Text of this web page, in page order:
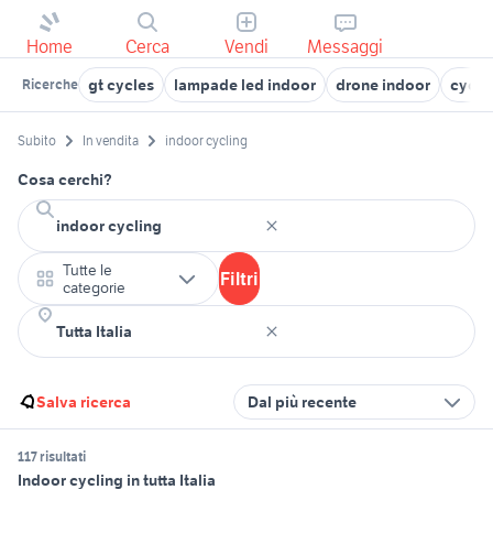
Home Cerca Vendi Messaggi
Ricerche gt cycles lampade led indoor drone indoor
Subito In vendita indoor cycling
Cosa cerchi?
Tutte le
categorie
Filtri
Salva ricerca Dal più recente
117 risultati
Indoor cycling in tutta Italia